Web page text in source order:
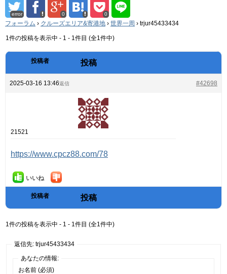
error 0 0
フォーラム › クルーズエリア&寄港地 › 世界一周 › trjur45433434
1件の投稿を表示中 - 1 - 1件目 (全1件中)
投稿者 投稿
2025-03-16 13:46 #42698
返信
21521
https://www.cpcz88.com/78
いいね
投稿者 投稿
1件の投稿を表示中 - 1 - 1件目 (全1件中)
返信先: trjur45433434
あなたの情報:
お名前 (必須)